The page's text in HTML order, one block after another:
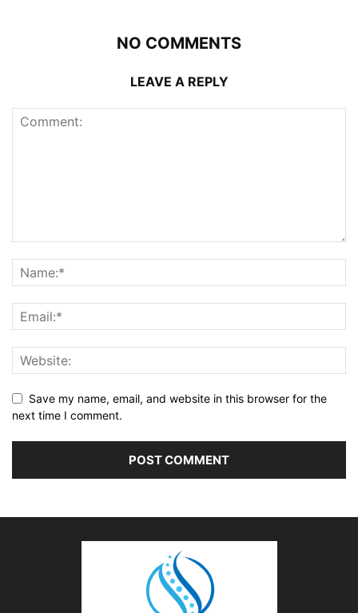
NO COMMENTS
LEAVE A REPLY
Save my name, email, and website in this browser for the
next time I comment.